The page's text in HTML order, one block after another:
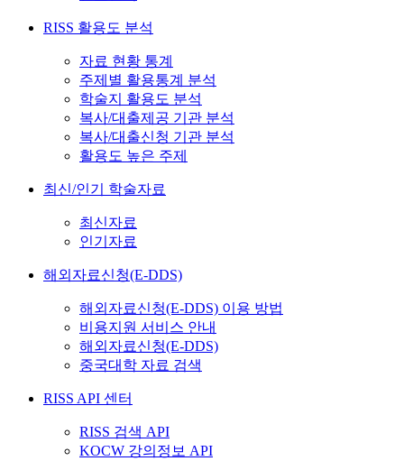
RISS 활용도 분석
자료 현황 통계
주제별 활용통계 분석
학술지 활용도 분석
복사/대출제공 기관 분석
복사/대출신청 기관 분석
활용도 높은 주제
최신/인기 학술자료
최신자료
인기자료
해외자료신청(E-DDS)
해외자료신청(E-DDS) 이용 방법
비용지원 서비스 안내
해외자료신청(E-DDS)
중국대학 자료 검색
RISS API 센터
RISS 검색 API
KOCW 강의정보 API